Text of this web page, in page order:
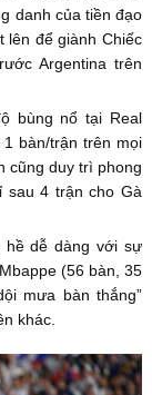
danh của tiền đạo
lên để giành Chiếc
Argentina trên
bùng nổ tại Real
bàn/trận trên mọi
cũng duy trì phong
sau 4 trận cho Gà
hề dễ dàng với sự
(56 bàn, 35
mưa bàn thắng”
khác.